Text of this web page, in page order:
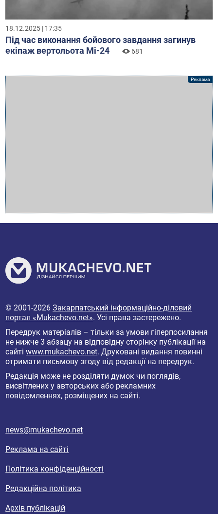
18.12.2025 | 17:35
Під час виконання бойового завдання загинув
екіпаж вертольота Мі-24
681
© 2001-2026Закарпатський інформаційно-діловий
портал «Mukachevo.net». Усі права застережено.
Передрук матеріалів – тільки за умови гіперпосилання
не нижче 3 абзацу на відповідну сторінку публікації на
сайтіwww.mukachevo.net. Друковані видання повинні
отримати письмову згоду від редакції на передрук.
Редакція може не розділяти думок чи поглядів,
висвітлених у авторських або рекламних
повідомленнях, розміщених на сайті.
news@mukachevo.net
Реклама на сайті
Політика конфіденційності
Редакційна політика
Архів публікацій